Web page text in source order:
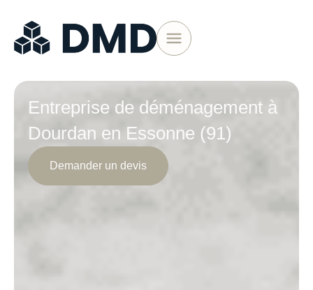
Entreprise de déménagement à
Dourdan en Essonne (91)
Demander un devis